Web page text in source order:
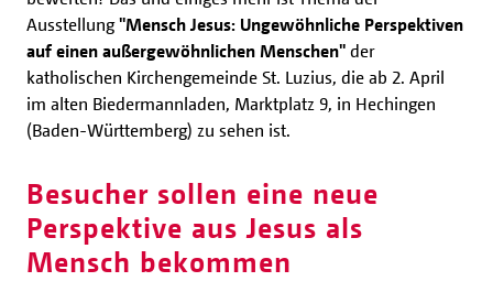
Ausstellung"Mensch Jesus: Ungewöhnliche Perspektiven
auf einen außergewöhnlichen Menschen" der
katholischen Kirchengemeinde St. Luzius, die ab 2. April
im alten Biedermannladen, Marktplatz 9, in Hechingen
(Baden-Württemberg) zu sehen ist.
Besucher sollen eine neue
Perspektive aus Jesus als
Mensch bekommen